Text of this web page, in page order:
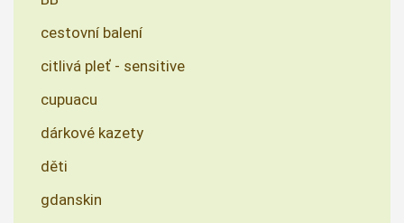
cestovní balení
citlivá pleť - sensitive
cupuacu
dárkové kazety
děti
gdanskin